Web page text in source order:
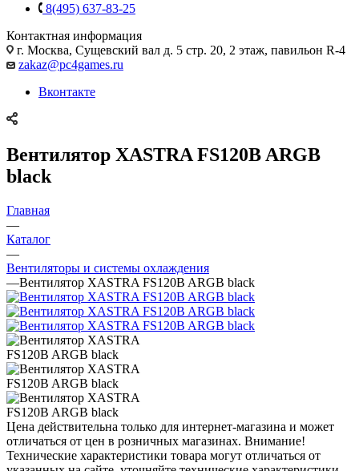
8(495) 637-83-25
Контактная информация
г. Москва, Сущевский вал д. 5 стр. 20, 2 этаж, павильон R-4
zakaz@pc4games.ru
Вконтакте
Вентилятор XASTRA FS120B ARGB
black
Главная
—
Каталог
—
Вентиляторы и системы охлаждения
—Вентилятор XASTRA FS120B ARGB black
Цена действительна только для интернет-магазина и может
отличаться от цен в розничных магазинах. Внимание!
Технические характеристики товара могут отличаться от